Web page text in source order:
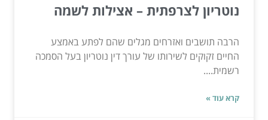
נוטריון לצרפתית – אצילות לשמה
הרבה תושבים ואזרחים מגלים שהם לפתע באמצע
החיים זקוקים לשירותו של עורך דין נוטריון בעל הסמכה
רשמית....
קרא עוד »